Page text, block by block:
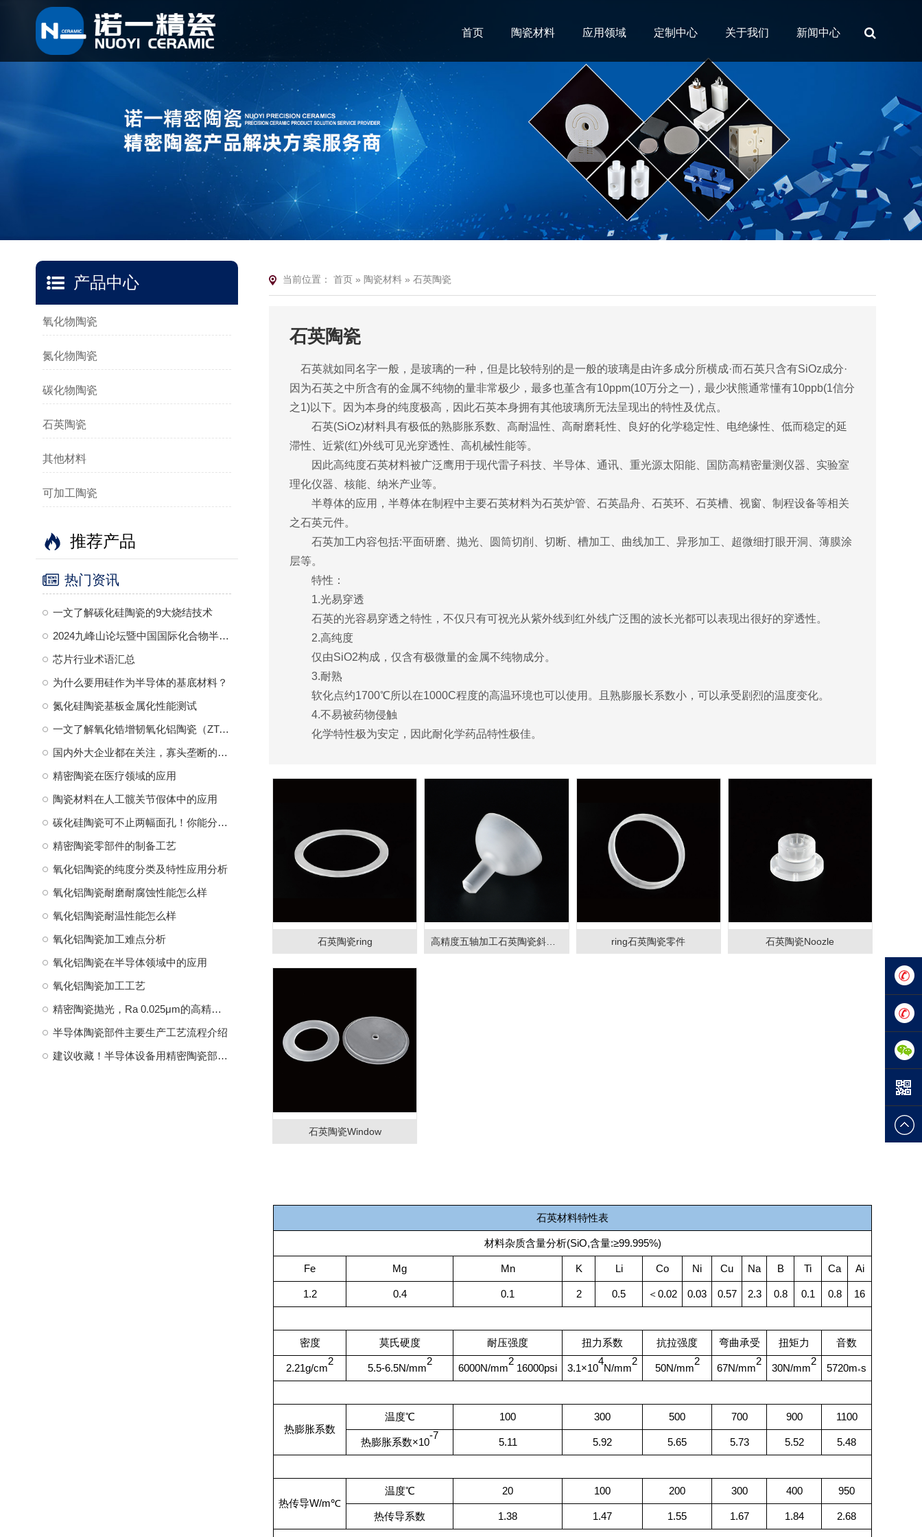
首页 陶瓷材料 应用领域 定制中心 关于我们 新闻中心
产品中心
氧化物陶瓷
氮化物陶瓷
碳化物陶瓷
石英陶瓷
其他材料
可加工陶瓷
推荐产品
热门资讯
一文了解碳化硅陶瓷的9大烧结技术
2024九峰山论坛暨中国国际化合物半导体产业博览会诚邀莅临—诺一精密陶瓷
芯片行业术语汇总
为什么要用硅作为半导体的基底材料？
氮化硅陶瓷基板金属化性能测试
一文了解氧化锆增韧氧化铝陶瓷（ZTA）及其应用
国内外大企业都在关注，寡头垄断的陶瓷球头到底是什么
精密陶瓷在医疗领域的应用
陶瓷材料在人工髋关节假体中的应用
碳化硅陶瓷可不止两幅面孔！你能分清楚吗？
精密陶瓷零部件的制备工艺
氧化铝陶瓷的纯度分类及特性应用分析
氧化铝陶瓷耐磨耐腐蚀性能怎么样
氧化铝陶瓷耐温性能怎么样
氧化铝陶瓷加工难点分析
氧化铝陶瓷在半导体领域中的应用
氧化铝陶瓷加工工艺
精密陶瓷抛光，Ra 0.025μm的高精度要求，是一种复杂且高度精细的加工工艺，需要结合机械、化学和精密控制技术
半导体陶瓷部件主要生产工艺流程介绍
建议收藏！半导体设备用精密陶瓷部件汇总梳理
当前位置： 首页 » 陶瓷材料 » 石英陶瓷
石英陶瓷
石英就如同名字一般，是玻璃的一种，但是比较特别的是一般的玻璃是由许多成分所横成·而石英只含有SiOz成分·
因为石英之中所含有的金属不纯物的量非常极少，最多也堇含有10ppm(10万分之一)，最少状熊通常懂有10ppb(1信分
之1)以下。因为本身的纯度极高，因此石英本身拥有其他玻璃所无法呈现出的特性及优点。
石英(SiOz)材料具有极低的熟膨胀系数、高耐温性、高耐磨耗性、良好的化学稳定性、电绝缘性、低而稳定的延
滞性、近紫(红)外线可见光穿透性、高机械性能等。
因此高纯度石英材料被广泛鹰用于现代雷子科技、半导体、通讯、重光源太阳能、国防高精密量测仪器、实验室
理化仪器、核能、纳米产业等。
半尊体的应用，半尊体在制程中主要石英材料为石英炉管、石英晶舟、石英环、石英槽、视窗、制程设备等相关
之石英元件。
石英加工内容包括:平面研磨、抛光、圆筒切削、切断、槽加工、曲线加工、异形加工、超微细打眼开洞、薄膜涂
层等。
特性：
1.光易穿透
石英的光容易穿透之特性，不仅只有可祝光从紫外线到红外线广泛围的波长光都可以表现出很好的穿透性。
2.高纯度
仅由SiO2构成，仅含有极微量的金属不纯物成分。
3.耐熟
软化点约1700℃所以在1000C程度的高温环境也可以使用。且熟膨服长系数小，可以承受剧烈的温度变化。
4.不易被药物侵触
化学特性极为安定，因此耐化学药品特性极佳。
石英陶瓷ring 高精度五轴加工石英陶瓷斜振子 ring石英陶瓷零件 石英陶瓷Noozle
石英陶瓷Window
石英材料特性表
材料杂质含量分析(SiO,含量:≥99.995%)
Fe Mg Mn K Li Co Ni Cu Na B Ti Ca Ai
1.2 0.4 0.1 2 0.5 ＜0.02 0.03 0.57 2.3 0.8 0.1 0.8 16
密度 莫氏硬度 耐压强度 扭力系数 抗拉强度 弯曲承受 扭矩力 音数
2.21g/cm
2
5.5-6.5N/mm
2
6000N/mm
2
16000psi 3.1×10
4
N/mm
2
50N/mm
2
67N/mm
2
30N/mm
2
5720m×s
热膨胀系数
温度℃ 100 300 500 700 900 1100
热膨胀系数×10
-7
5.11 5.92 5.65 5.73 5.52 5.48
热传导W/m℃
温度℃ 20 100 200 300 400 950
热传导系数 1.38 1.47 1.55 1.67 1.84 2.68
0769-
133-
1845-
9100